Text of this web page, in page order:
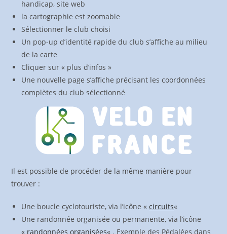
handicap, site web
la cartographie est zoomable
Sélectionner le club choisi
Un pop-up d’identité rapide du club s’affiche au milieu
de la carte
Cliquer sur « plus d’infos »
Une nouvelle page s’affiche précisant les coordonnées
complètes du club sélectionné
Il est possible de procéder de la même manière pour
trouver :
Une boucle cyclotouriste, via l’icône «circuits«
Une randonnée organisée ou permanente, via l’icône
« randonnées organisées« . Exemple des Pédalées dans